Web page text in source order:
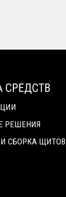
СРЕДСТВ
РЕШЕНИЯ
СБОРКА ЩИТОВ